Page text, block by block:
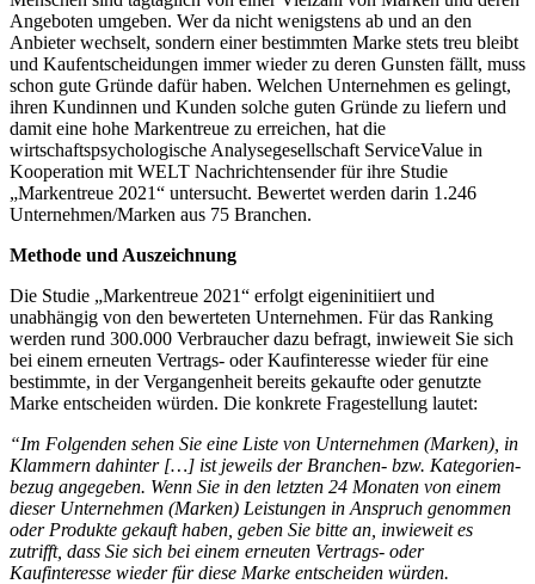
Angeboten umgeben. Wer da nicht wenigstens ab und an den
Anbieter wechselt, sondern einer bestimmten Marke stets treu bleibt
und Kaufentscheidungen immer wieder zu deren Gunsten fällt, muss
schon gute Gründe dafür haben. Welchen Unternehmen es gelingt,
ihren Kundinnen und Kunden solche guten Gründe zu liefern und
damit eine hohe Markentreue zu erreichen, hat die
wirtschaftspsychologische Analysegesellschaft ServiceValue in
Kooperation mit WELT Nachrichtensender für ihre Studie
„Markentreue 2021“ untersucht. Bewertet werden darin 1.246
Unternehmen/Marken aus 75 Branchen.
Methode und Auszeichnung
Die Studie „Markentreue 2021“ erfolgt eigeninitiiert und
unabhängig von den bewerteten Unternehmen. Für das Ranking
werden rund 300.000 Verbraucher dazu befragt, inwieweit Sie sich
bei einem erneuten Vertrags- oder Kaufinteresse wieder für eine
bestimmte, in der Vergangenheit bereits gekaufte oder genutzte
Marke entscheiden würden. Die konkrete Fragestellung lautet:
“Im Folgenden sehen Sie eine Liste von Unternehmen (Marken), in
Klammern dahinter […] ist jeweils der Branchen- bzw. Kategorien-
bezug angegeben. Wenn Sie in den letzten 24 Monaten von einem
dieser Unternehmen (Marken) Leistungen in Anspruch genommen
oder Produkte gekauft haben, geben Sie bitte an, inwieweit es
zutrifft, dass Sie sich bei einem erneuten Vertrags- oder
Kaufinteresse wieder für diese Marke entscheiden würden.